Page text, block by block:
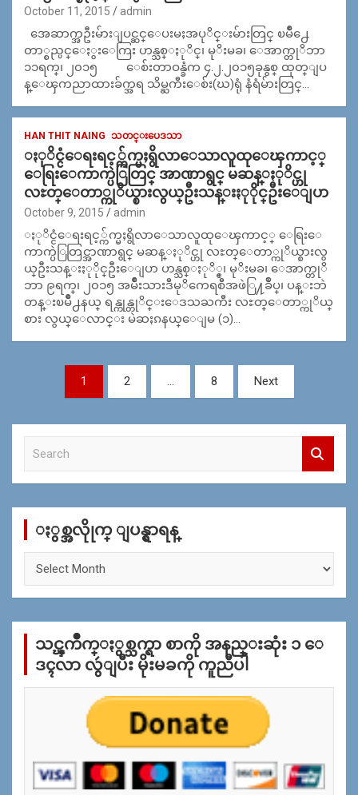
October 11, 2015 admin
အေဆာက္အဦးမ်ားျပင္ဆင္ေပးမႈအပုိင္းမ်ားတြင္ ၿမိဳ႕ေ
တာ္စည္ပင္ေႏွးေကြး ဟန္သစ္ႏုိင္၊ မုိးမခ၊ ေအာက္တုိဘာ
၁၁ရက္၊ ၂၀၁၅ ေစ်းတာဝန္ခံက ၄.၂.၂၀၁၅ခုနွစ္ ထုတ္ျပ
န္ေၾကညာထားခ်က္အရ သိမ္ႀကီးေစ်း(ဃ)ရုံ နံရံမ်ားတြင္…
HAN THIT NAING သတင္းပေဒသာ
ႏုိင္ငံေရးရင့္က်က္မႈရွိလာေသာလူထုေၾကာင့္
ေရြးေကာက္ပဲြတြင္ အာဏာရွင္ မဆန္ႏုိင္ဟု
လႊတ္ေတာ္ကုိယ္စားလွယ္ဦးသန္းႏုိုင္ဦးေျပာ
October 9, 2015 admin
ႏုိင္ငံေရးရင့္က်က္မႈရွိလာေသာလူထုေၾကာင့္ ေရြးေ
ကာက္ပဲြတြင္အာဏာရွင္ မဆန္ႏုိင္ဟု လႊတ္ေတာ္ကုိယ္စားလွ
ယ္ဦးသန္းႏုိုင္ဦးေျပာ ဟန္သစ္ႏုိ္င္၊ မုိးမခ၊ ေအာက္တုိ
ဘာ ၉ရက္၊ ၂၀၁၅ အမ်ိဳးသားဒီမုိကေရစီအဖဲြ႔ခ်ဳပ္၊ ပန္းဘဲ
တန္းၿမိဳ႕နယ္ ရန္ကုန္တုိင္းေဒသႀကီး လႊတ္ေတာ္ကုိယ္
စား လွယ္ေလာင္း မဲဆႏၵနယ္ေျမ (၁)…
navigation
1 2 8 Next
c
ႏွစ္အလိုုက္ ျပန္ရွာရန္
က္
န္
သင္ၾကိဳက္ႏွစ္သက္ရာ စာကို အနည္းဆုံး ၁ ေ
ဒၚလာ လွဴျပီး မိုးမခကို ကူညီပါ